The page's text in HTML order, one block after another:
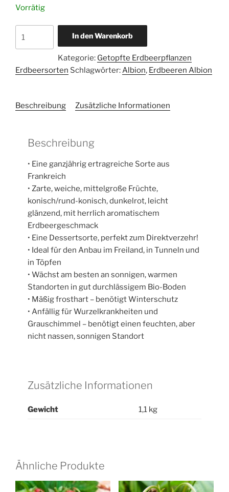
Vorrätig
Bois
Menge
In den Warenkorb
Kategorie: Getopfte Erdbeerpflanzen
Erdbeersorten Schlagwörter:Albion, Erdbeeren Albion
Beschreibung Zusätzliche Informationen
Beschreibung
• Eine ganzjährig ertragreiche Sorte aus
Frankreich
• Zarte, weiche, mittelgroße Früchte,
konisch/rund-konisch, dunkelrot, leicht
glänzend, mit herrlich aromatischem
Erdbeergeschmack
• Eine Dessertsorte, perfekt zum Direktverzehr!
• Ideal für den Anbau im Freiland, in Tunneln und
in Töpfen
• Wächst am besten an sonnigen, warmen
Standorten in gut durchlässigem Bio-Boden
• Mäßig frosthart – benötigt Winterschutz
• Anfällig für Wurzelkrankheiten und
Grauschimmel – benötigt einen feuchten, aber
nicht nassen, sonnigen Standort
Zusätzliche Informationen
Gewicht 1,1 kg
Ähnliche Produkte